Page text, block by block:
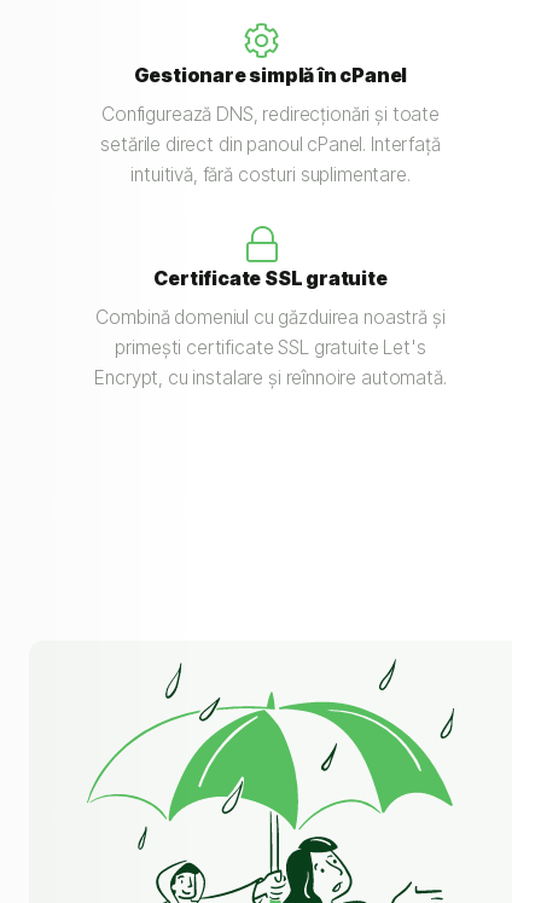
Gestionare simplă în cPanel
Configurează DNS, redirecționări și toate
setările direct din panoul cPanel. Interfață
intuitivă, fără costuri suplimentare.
Certificate SSL gratuite
Combină domeniul cu găzduirea noastră și
primești certificate SSL gratuite Let's
Encrypt, cu instalare și reînnoire automată.